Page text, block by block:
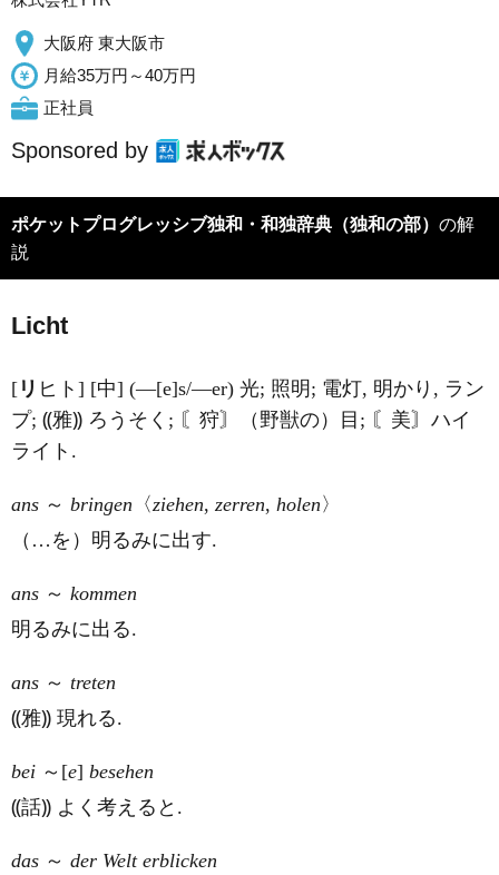
大阪府 東大阪市
月給35万円～40万円
正社員
Sponsored by
ポケットプログレッシブ独和・和独辞典（独和の部） の解
説
Licht
[ リ ヒト] [中] (―[e]s/―er) 光; 照明; 電灯, 明かり, ラン
プ; ⸨雅⸩ ろうそく; 〘狩〙（野獣の）目; 〘美〙ハイ
ライト.
ans ～ bringen 〈ziehen, zerren, holen〉
（…を）明るみに出す.
ans ～ kommen
明るみに出る.
ans ～ treten
⸨雅⸩ 現れる.
bei ～[e] besehen
⸨話⸩ よく考えると.
das ～ der Welt erblicken